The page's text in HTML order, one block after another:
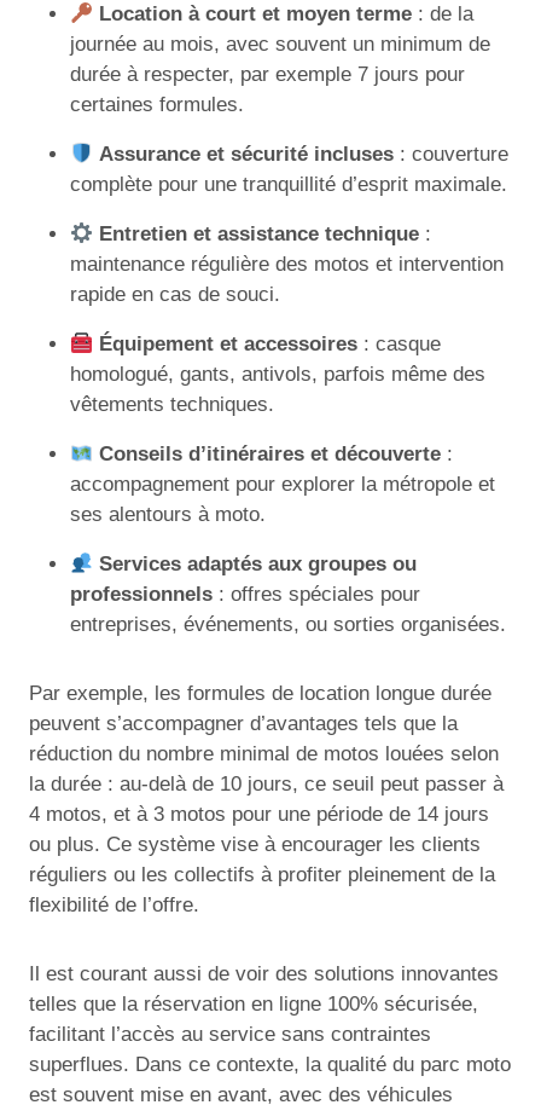
Location à court et moyen terme : de la
journée au mois, avec souvent un minimum de
durée à respecter, par exemple 7 jours pour
certaines formules.
Assurance et sécurité incluses : couverture
complète pour une tranquillité d’esprit maximale.
Entretien et assistance technique :
maintenance régulière des motos et intervention
rapide en cas de souci.
Équipement et accessoires : casque
homologué, gants, antivols, parfois même des
vêtements techniques.
Conseils d’itinéraires et découverte :
accompagnement pour explorer la métropole et
ses alentours à moto.
Services adaptés aux groupes ou
professionnels : offres spéciales pour
entreprises, événements, ou sorties organisées.
Par exemple, les formules de location longue durée
peuvent s’accompagner d’avantages tels que la
réduction du nombre minimal de motos louées selon
la durée : au-delà de 10 jours, ce seuil peut passer à
4 motos, et à 3 motos pour une période de 14 jours
ou plus. Ce système vise à encourager les clients
réguliers ou les collectifs à profiter pleinement de la
flexibilité de l’offre.
Il est courant aussi de voir des solutions innovantes
telles que la réservation en ligne 100% sécurisée,
facilitant l’accès au service sans contraintes
superflues. Dans ce contexte, la qualité du parc moto
est souvent mise en avant, avec des véhicules